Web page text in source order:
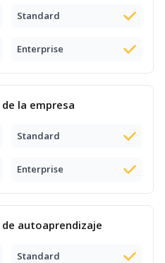
Standard
Enterprise
de la empresa
Standard
Enterprise
de autoaprendizaje
Standard